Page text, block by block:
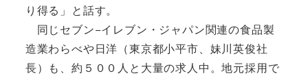
り得る」と話す。
同じセブン−イレブン・ジャパン関連の食品製
造業わらべや日洋（東京都小平市、妹川英俊社
長）も、約５００人と大量の求人中。地元採用で